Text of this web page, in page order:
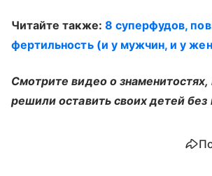
Читайте также: 8 суперфудов,
фертильность (и у мужчин, и у
Смотрите видео о
решили оставить своих детей без